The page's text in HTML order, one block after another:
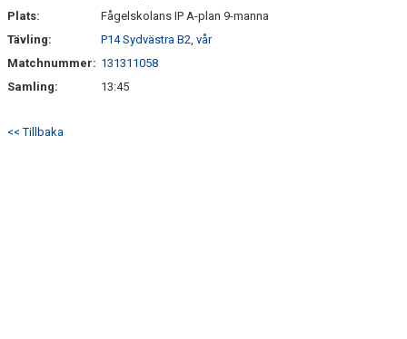
Plats:
Fågelskolans IP A-plan 9-manna
Tävling:
P14 Sydvästra B2, vår
Matchnummer: 131311058
Samling:
13:45
<< Tillbaka